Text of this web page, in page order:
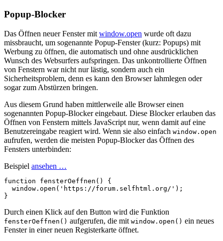
Popup-Blocker
Das Öffnen neuer Fenster mit window.open wurde oft dazu
missbraucht, um sogenannte Popup-Fenster (kurz: Popups) mit
Werbung zu öffnen, die automatisch und ohne ausdrücklichen
Wunsch des Websurfers aufspringen. Das unkontrollierte Öffnen
von Fenstern war nicht nur lästig, sondern auch ein
Sicherheitsproblem, denn es kann den Browser lahmlegen oder
sogar zum Abstürzen bringen.
Aus diesem Grund haben mittlerweile alle Browser einen
sogenannten Popup-Blocker eingebaut. Diese Blocker erlauben das
Öffnen von Fenstern mittels JavaScript nur, wenn damit auf eine
Benutzereingabe reagiert wird. Wenn sie also einfach window.open
aufrufen, werden die meisten Popup-Blocker das Öffnen des
Fensters unterbinden:
Beispiel ansehen …
function fensterOeffnen ()
{
window . open ( 'https://forum.selfhtml.org/' );
}
Durch einen Klick auf den Button wird die Funktion
fensterOeffnen() aufgerufen, die mit window.open() ein neues
Fenster in einer neuen Registerkarte öffnet.